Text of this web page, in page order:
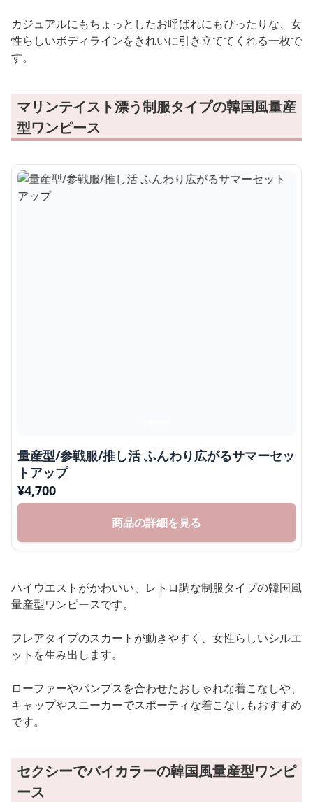
カジュアルにもちょっとしたお呼ばれにもぴったりな、女
性らしいボディラインをきれいに引き立ててくれる一枚で
す。
マリンテイスト漂う制服タイプの韓国風量産
型ワンピース
量産型/参戦服/推し活 ふんわり広がるサマーセッ
トアップ
¥4,700
商品の詳細を見る
ハイウエストがかわいい、レトロ調な制服タイプの韓国風
量産型ワンピースです。
フレアタイプのスカートが動きやすく、女性らしいシルエ
ットを生み出します。
ローファーやパンプスを合わせたおしゃれな着こなしや、
キャップやスニーカーでスポーティな着こなしもおすすめ
です。
セクシーでバイカラーの韓国風量産型ワンピ
ース